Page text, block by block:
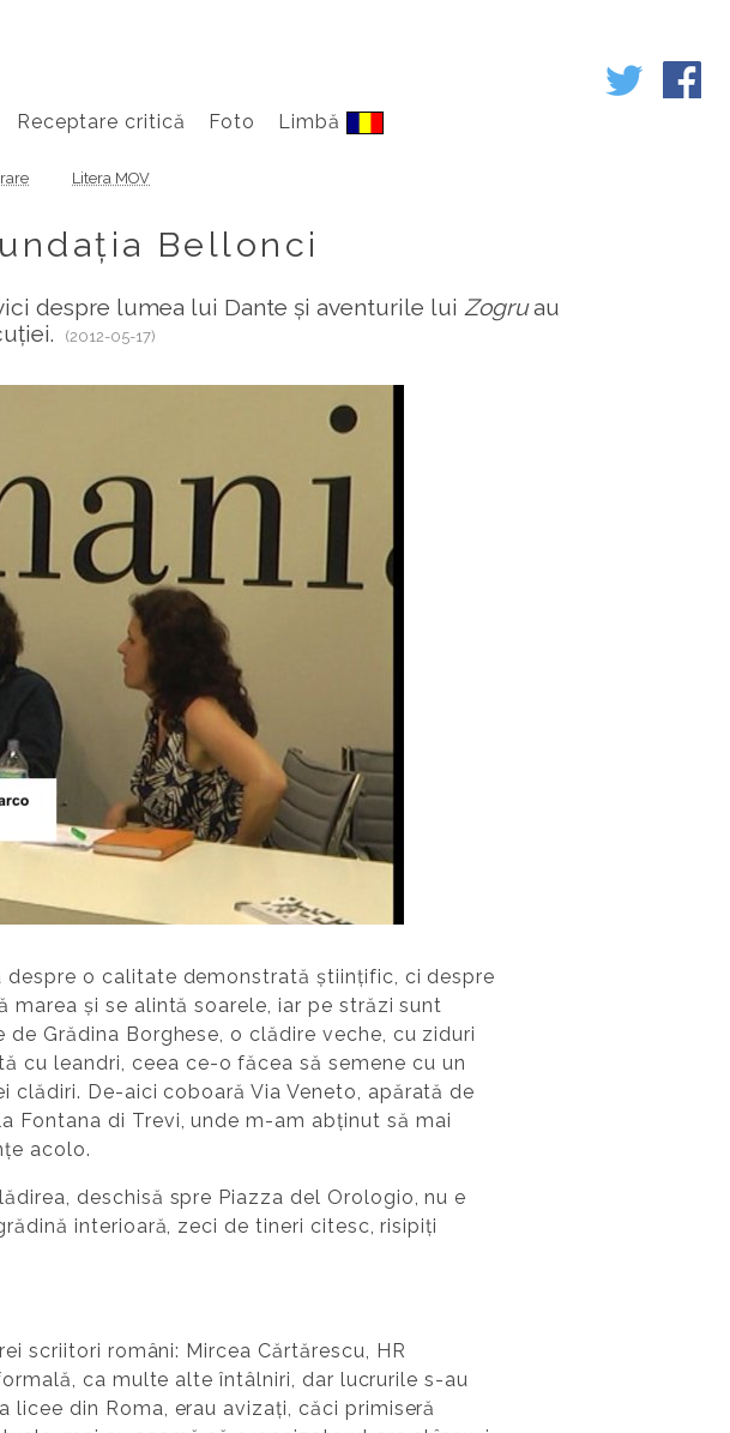
Receptare critică Foto Limbă
Litera MOV
Bellonci
despre lumea lui Dante și aventurile lui Zogruau
(2012-05-17)
despre o calitate demonstrată științific, ci despre
și se alintă soarele, iar pe străzi sunt
Grădina Borghese, o clădire veche, cu ziduri
cu leandri, ceea ce-o făcea să semene cu un
De-aici coboară Via Veneto, apărată de
Fontana di Trevi, unde m-am abținut să mai
acolo.
deschisă spre Piazza del Orologio, nu e
interioară, zeci de tineri citesc, risipiți
scriitori români: Mircea Cărtărescu, HR
ca multe alte întâlniri, dar lucrurile s-au
din Roma, erau avizați, căci primiseră